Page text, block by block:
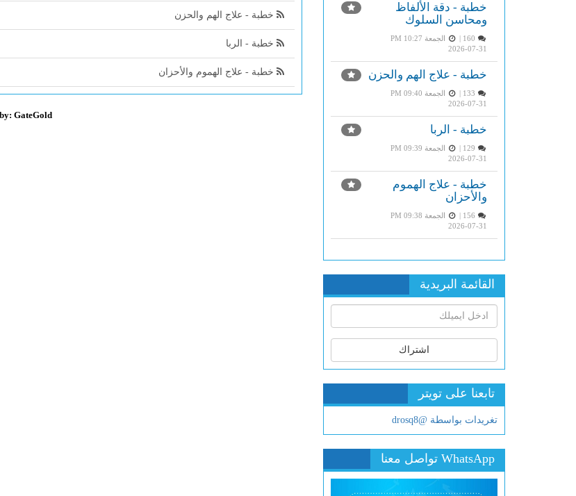
خطبة - دقة الألفاظ
ومحاسن السلوك
الجمعة PM 10:27
2026-07-31
خطبة - علاج الهم والحزن
الجمعة PM 09:40
2026-07-31
خطبة - الربا
الجمعة PM 09:39
2026-07-31
خطبة - علاج الهموم
والأحزان
الجمعة PM 09:38
2026-07-31
القائمة البريدية
اشتراك
تابعنا على تويتر
تغريدات بواسطة @drosq8
WhatsApp تواصل معنا
خطبة - علاج الهم والحزن
خطبة - الربا
خطبة - علاج الهموم والأحزان
GateGold